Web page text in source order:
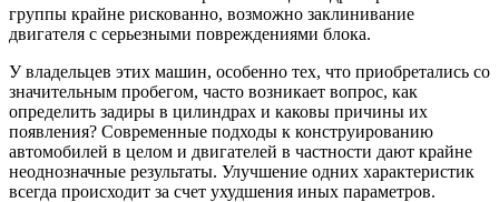
группы крайне рискованно, возможно заклинивание
двигателя с серьезными повреждениями блока.
У владельцев этих машин, особенно тех, что приобретались со
значительным пробегом, часто возникает вопрос, как
определить задиры в цилиндрах и каковы причины их
появления? Современные подходы к конструированию
автомобилей в целом и двигателей в частности дают крайне
неоднозначные результаты. Улучшение одних характеристик
всегда происходит за счет ухудшения иных параметров.